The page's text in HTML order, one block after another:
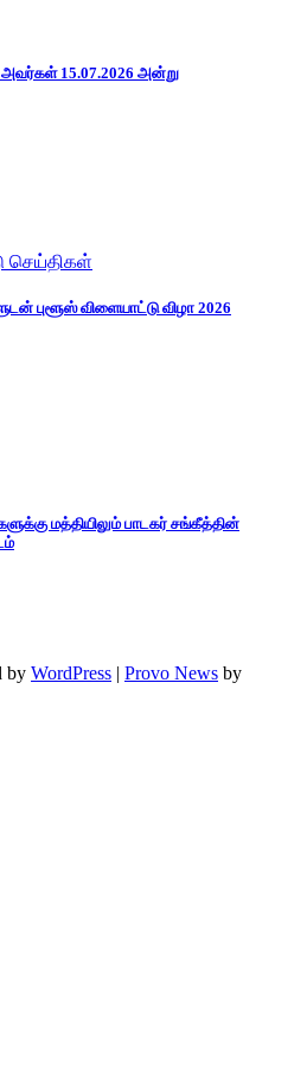
அவர்கள் 15.07.2026 அன்று
செய்திகள்
புளூஸ் விளையாட்டு விழா 2026
மத்தியிலும் பாடகர் சங்கீத்தின்
by WordPress | Provo News by